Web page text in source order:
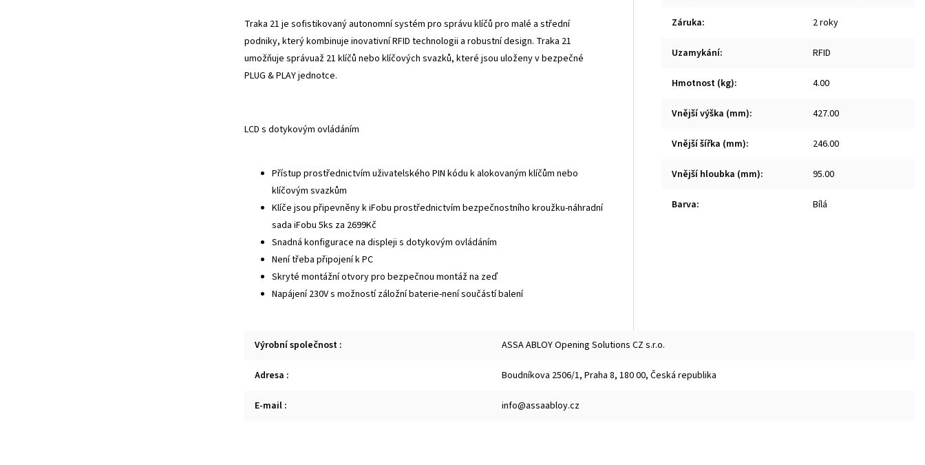
Traka 21 je sofistikovaný autonomní systém pro správu klíčů pro malé a střední
podniky, který kombinuje inovativní RFID technologii a robustní design. Traka 21
umožňuje správuaž 21 klíčů nebo klíčových svazků, které jsou uloženy v bezpečné
PLUG & PLAY jednotce.
LCD s dotykovým ovládáním
Přístup prostřednictvím uživatelského PIN kódu k alokovaným klíčům nebo
klíčovým svazkům
Klíče jsou připevněny k iFobu prostřednictvím bezpečnostního kroužku-náhradní
sada iFobu 5ks za 2699Kč
Snadná konfigurace na displeji s dotykovým ovládáním
Není třeba připojení k PC
Skryté montážní otvory pro bezpečnou montáž na zeď
Napájení 230V s možností záložní baterie-není součástí balení
Záruka: 2 roky
Uzamykání: RFID
Hmotnost (kg): 4.00
Vnější výška (mm): 427.00
Vnější šířka (mm): 246.00
Vnější hloubka (mm): 95.00
Barva: Bílá
Výrobní společnost : ASSA ABLOY Opening Solutions CZ s.r.o.
Adresa : Boudníkova 2506/1, Praha 8, 180 00, Česká republika
E-mail : info@assaabloy.cz